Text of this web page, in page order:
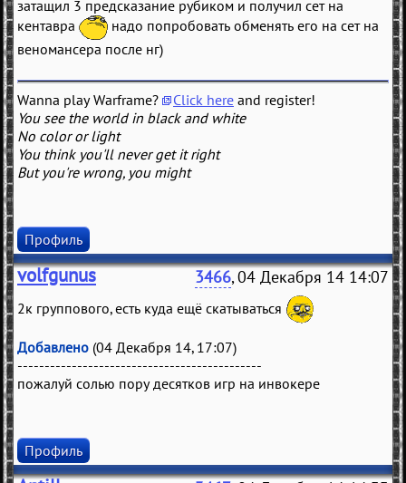
затащил 3 предсказание рубиком и получил сет на
кентавра
надо попробовать обменять его на сет на
веномансера после нг)
Wanna play Warframe? Click here and register!
You see the world in black and white
No color or light
You think you'll never get it right
But you're wrong, you might
Профиль
volfgunus 3466, 04 Декабря 14 14:07
2к группового, есть куда ещё скатываться
Добавлено (04 Декабря 14, 17:07)
---------------------------------------------
пожалуй солью пору десятков игр на инвокере
Профиль